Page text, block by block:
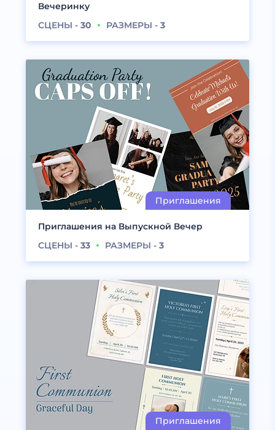
Вечеринку
СЦЕНЫ - 30 РАЗМЕРЫ - 3
Приглашения на Выпускной Вечер
СЦЕНЫ - 33 РАЗМЕРЫ - 3